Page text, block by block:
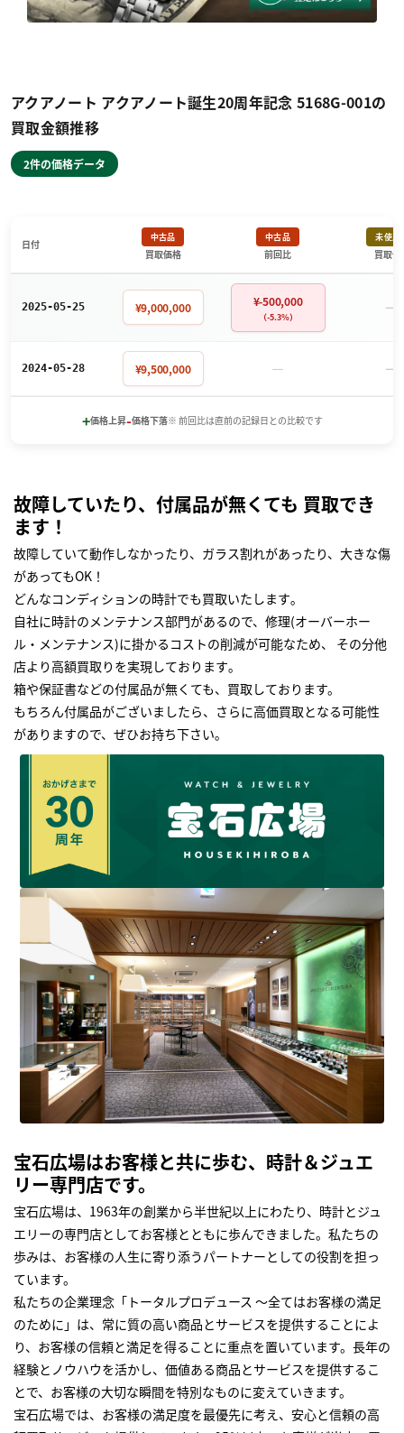
アクアノート アクアノート誕生20周年記念 5168G-001の
買取金額推移
2件の価格データ
日付
中古品
買取価格
中古品
前回比
未使用
買取価
2025-05-25 ¥9,000,000 ¥-500,000
（-5.3%） －
2024-05-28 ¥9,500,000 － －
+価格上昇-価格下落※ 前回比は直前の記録日との比較です
故障していたり、付属品が無くても 買取でき
ます！
故障していて動作しなかったり、ガラス割れがあったり、大きな傷
があってもOK！
どんなコンディションの時計でも買取いたします｡
自社に時計のメンテナンス部門があるので、修理(オーバーホー
ル・メンテナンス)に掛かるコストの削減が可能なため、 その分他
店より高額買取りを実現しております｡
箱や保証書などの付属品が無くても、買取しております。
もちろん付属品がございましたら、さらに高価買取となる可能性
がありますので、ぜひお持ち下さい｡
宝石広場はお客様と共に歩む、時計＆ジュエ
リー専門店です。
宝石広場は、1963年の創業から半世紀以上にわたり、時計とジュ
エリーの専門店としてお客様とともに歩んできました。私たちの
歩みは、お客様の人生に寄り添うパートナーとしての役割を担っ
ています。
私たちの企業理念「トータルプロデュース ～全てはお客様の満足
のために」は、常に質の高い商品とサービスを提供することによ
り、お客様の信頼と満足を得ることに重点を置いています。長年の
経験とノウハウを活かし、価値ある商品とサービスを提供するこ
とで、お客様の大切な瞬間を特別なものに変えていきます。
宝石広場では、お客様の満足度を最優先に考え、安心と信頼の高